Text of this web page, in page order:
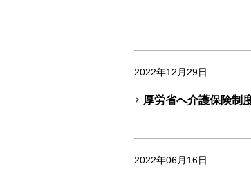
2022年12月29日
厚労省へ介護保険制
2022年06月16日